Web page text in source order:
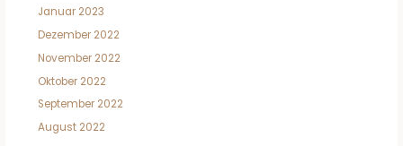
Januar 2023
Dezember 2022
November 2022
Oktober 2022
September 2022
August 2022